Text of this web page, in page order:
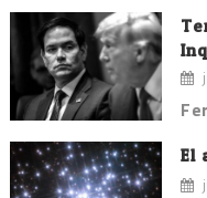
El